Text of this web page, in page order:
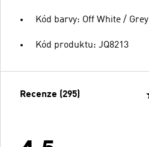
Kód barvy: Off White /
Kód produktu: JQ8213
Recenze (295)